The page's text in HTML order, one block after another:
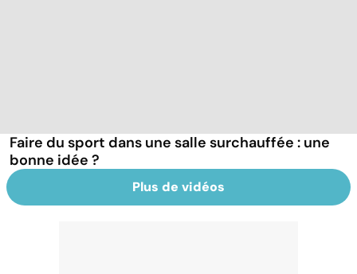
Faire du sport dans une salle surchauffée : une
bonne idée ?
Plus de vidéos